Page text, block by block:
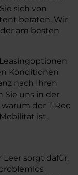
sich von
beraten. Wir
am besten
Konditionen
nach Ihren
Sie uns in der
der T-Roc
ist.
sorgt dafür,